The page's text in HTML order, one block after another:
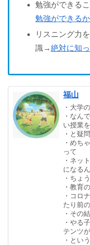
勉強ができる
勉強ができる
リスニング力
識→絶対に知
福山
・大学
・なん
い授業
・と疑
・めち
って
・ネッ
になる
・ちょ
・教育
・コロ
たり前
・その
・やる
テンツ
・とい